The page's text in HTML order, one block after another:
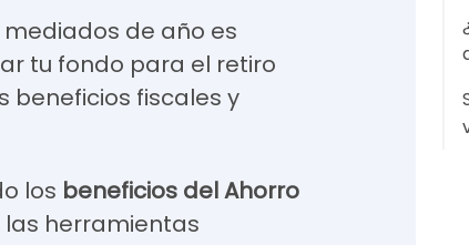
mediados de año es
tu fondo para el retiro
beneficios fiscales y
los beneficios del Ahorro
herramientas